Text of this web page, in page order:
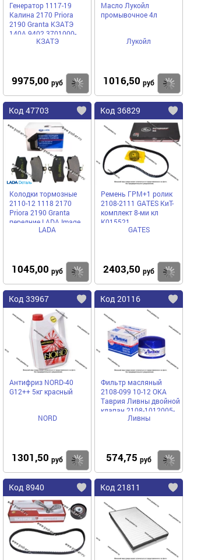
Генератор 1117-19
Калина 2170 Priora
2190 Granta КЗАТЭ
140А 9402.3701000-
КЗАТЭ
9975,00 руб Купить
Масло Лукойл
промывочное 4л
Лукойл
1016,50 руб
Код 47703
Колодки тормозные
2110-12 1118 2170
Priora 2190 Granta
передние LADA Image
LADA
1045,00 руб Купить
Код 36829
Ремень ГРМ+1 ролик
2108-2111 GATES КиТ-
комплект 8-ми кл
K015521
GATES
2403,50 руб
Код 33967
Антифриз NORD-40
G12++ 5кг красный
NORD
1301,50 руб Купить
Код 20116
Фильтр масляный
2108-099 10-12 ОКА
Таврия Ливны двойной
клапан 2108-1012005-
Ливны
574,75 руб
Код 8940 Код 21811